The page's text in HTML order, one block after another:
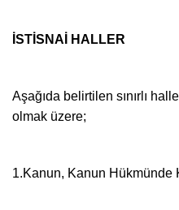
İSTİSNAİ HALLER
Aşağıda belirtilen sınırlı
olmak üzere;
1.Kanun, Kanun Hükmünde